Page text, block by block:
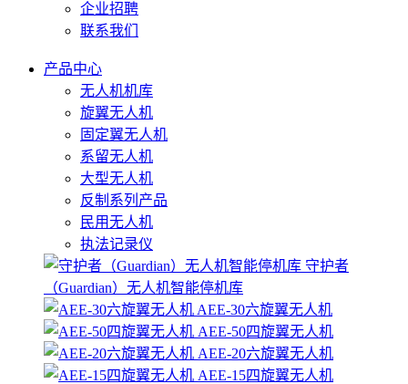
企业招聘
联系我们
产品中心
无人机机库
旋翼无人机
固定翼无人机
系留无人机
大型无人机
反制系列产品
民用无人机
执法记录仪
守护者
（Guardian）无人机智能停机库
AEE-30六旋翼无人机
AEE-50四旋翼无人机
AEE-20六旋翼无人机
AEE-15四旋翼无人机